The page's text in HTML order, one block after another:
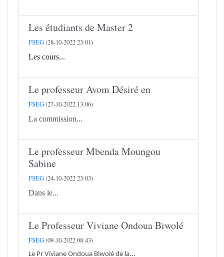
Les étudiants de Master 2
FSEG(28-10-2022 23:01)
Les cours...
Le professeur Avom Désiré en
FSEG(27-10-2022 13:06)
La commission...
Le professeur Mbenda Moungou
Sabine
FSEG(24-10-2022 23:03)
Dans le...
Le Professeur Viviane Ondoua Biwolé
FSEG(09-10-2022 08:43)
Le Pr Viviane Ondoua Biwolé de la...